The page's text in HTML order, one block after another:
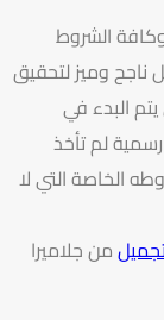
الشروط
ناجح وميز لتحقيق
البدء في
لم تأخذ
الخاصة التي لا
من جلاميرا